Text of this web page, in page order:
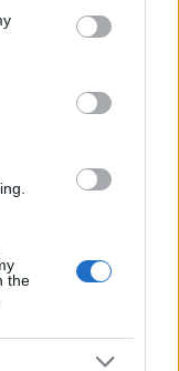
You may click to
party tags to
in below Google
the
τόνων που